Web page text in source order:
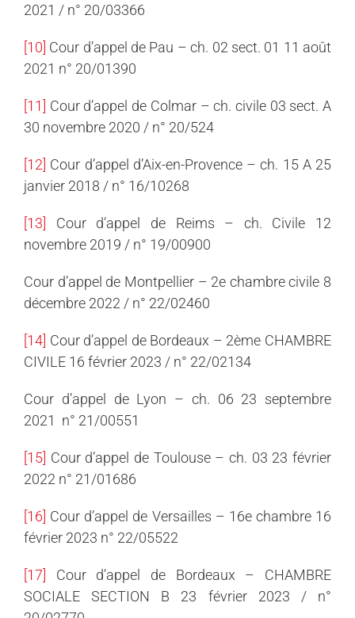
2021 / n° 20/03366
[10] Cour d’appel de Pau – ch. 02 sect. 01 11 août
2021 n° 20/01390
[11] Cour d’appel de Colmar – ch. civile 03 sect. A
30 novembre 2020 / n° 20/524
[12] Cour d’appel d’Aix-en-Provence – ch. 15 A 25
janvier 2018 / n° 16/10268
[13] Cour d’appel de Reims – ch. Civile 12
novembre 2019 / n° 19/00900
Cour d’appel de Montpellier – 2e chambre civile 8
décembre 2022 / n° 22/02460
[14] Cour d’appel de Bordeaux – 2ème CHAMBRE
CIVILE 16 février 2023 / n° 22/02134
Cour d’appel de Lyon – ch. 06 23 septembre
2021 n° 21/00551
[15] Cour d’appel de Toulouse – ch. 03 23 février
2022 n° 21/01686
[16] Cour d’appel de Versailles – 16e chambre 16
février 2023 n° 22/05522
[17] Cour d’appel de Bordeaux – CHAMBRE
SOCIALE SECTION B 23 février 2023 / n°